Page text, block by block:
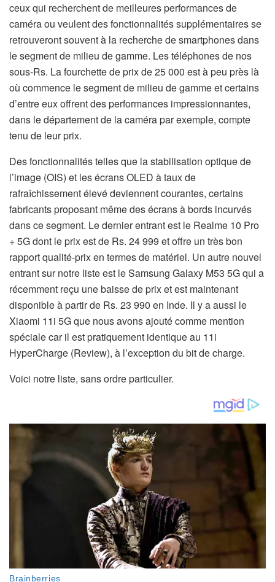
ceux qui recherchent de meilleures performances de
caméra ou veulent des fonctionnalités supplémentaires se
retrouveront souvent à la recherche de smartphones dans
le segment de milieu de gamme. Les téléphones de nos
sous-Rs. La fourchette de prix de 25 000 est à peu près là
où commence le segment de milieu de gamme et certains
d’entre eux offrent des performances impressionnantes,
dans le département de la caméra par exemple, compte
tenu de leur prix.
Des fonctionnalités telles que la stabilisation optique de
l’image (OIS) et les écrans OLED à taux de
rafraîchissement élevé deviennent courantes, certains
fabricants proposant même des écrans à bords incurvés
dans ce segment. Le dernier entrant est le Realme 10 Pro
+ 5G dont le prix est de Rs. 24 999 et offre un très bon
rapport qualité-prix en termes de matériel. Un autre nouvel
entrant sur notre liste est le Samsung Galaxy M53 5G qui a
récemment reçu une baisse de prix et est maintenant
disponible à partir de Rs. 23 990 en Inde. Il y a aussi le
Xiaomi 11i 5G que nous avons ajouté comme mention
spéciale car il est pratiquement identique au 11i
HyperCharge (Review), à l’exception du bit de charge.
Voici notre liste, sans ordre particulier.